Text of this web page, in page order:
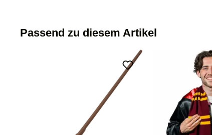
Passend zu diesem Artikel